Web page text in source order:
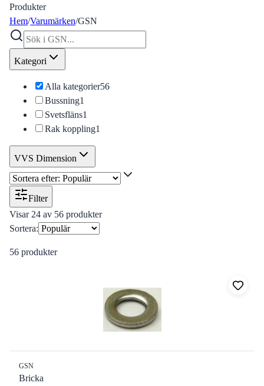
Produkter
Hem/Varumärken/GSN
Kategori
Alla kategorier56
Bussning1
Svetsfläns1
Rak koppling1
VVS Dimension
Filter
Visar 24 av 56 produkter
Sortera:
56 produkter
GSN
Bricka